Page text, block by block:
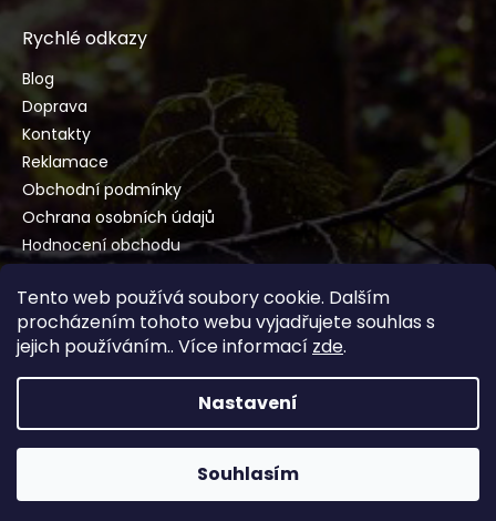
Tento web používá soubory cookie. Dalším
procházením tohoto webu vyjadřujete souhlas s
jejich používáním.. Více informací zde.
Nastavení
Souhlasím
Rychlé odkazy
Blog
Doprava
Kontakty
Reklamace
Obchodní podmínky
Ochrana osobních údajů
Hodnocení obchodu
Copyright 2026ImportDreva.cz. Všechna práva
Upravit nastavení cookies